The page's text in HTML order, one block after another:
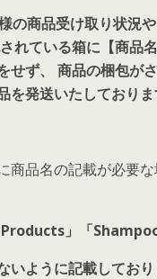
の商品受け取り状況
れている箱に【商品
せず、 商品の梱包が
を発送いたしておりま
商品名の記載が必要
」「Shampoo
いように記載してお